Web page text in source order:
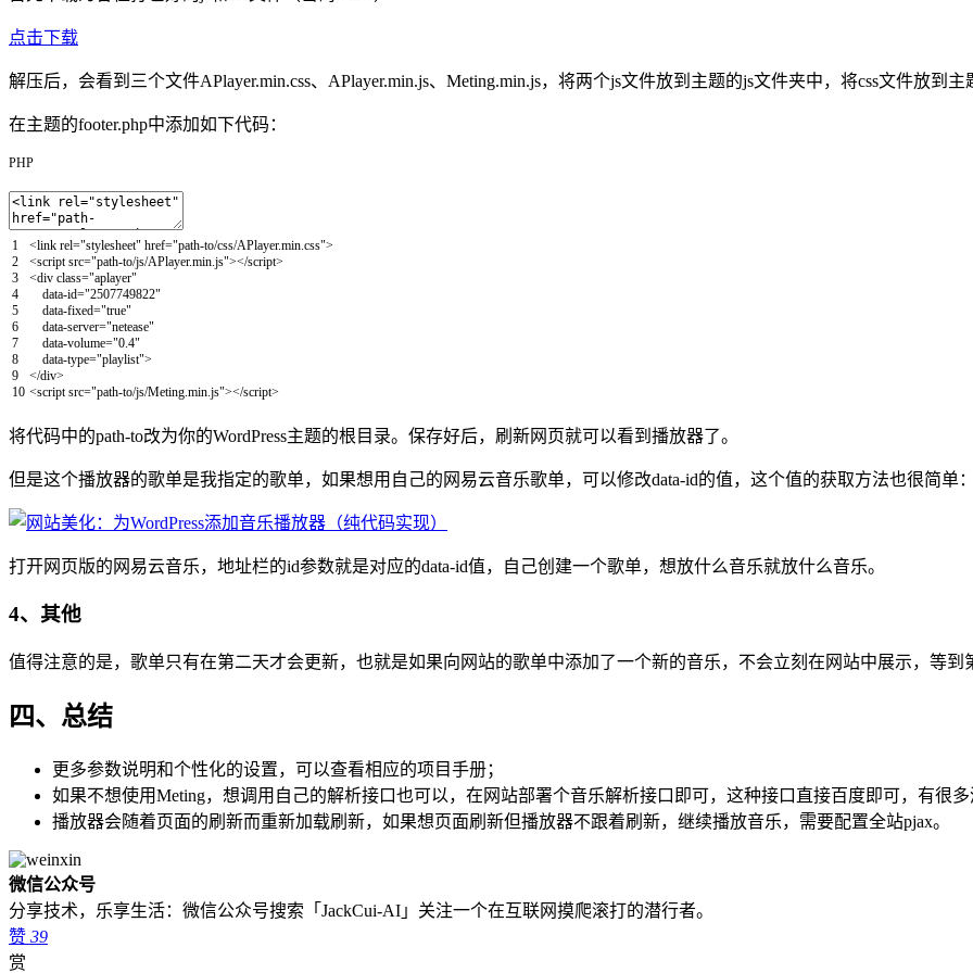
点击下载
解压后，会看到三个文件APlayer.min.css、APlayer.min.js、Meting.min.js，将两个js文件放到主题的js文件夹中，将css文件放到主
在主题的footer.php中添加如下代码：
PHP
1
2
3
4
5
6
7
8
9
10
<link rel="stylesheet" href="path-to/css/APlayer.min.css">
<script src="path-to/js/APlayer.min.js"></script>
<div class="aplayer"
data-id="2507749822"
data-fixed="true"
data-server="netease"
data-volume="0.4"
data-type="playlist">
</div>
<script src="path-to/js/Meting.min.js"></script>
将代码中的path-to改为你的WordPress主题的根目录。保存好后，刷新网页就可以看到播放器了。
但是这个播放器的歌单是我指定的歌单，如果想用自己的网易云音乐歌单，可以修改data-id的值，这个值的获取方法也很简单：
打开网页版的网易云音乐，地址栏的id参数就是对应的data-id值，自己创建一个歌单，想放什么音乐就放什么音乐。
4、其他
值得注意的是，歌单只有在第二天才会更新，也就是如果向网站的歌单中添加了一个新的音乐，不会立刻在网站中展示，等到
四、总结
更多参数说明和个性化的设置，可以查看相应的项目手册；
如果不想使用Meting，想调用自己的解析接口也可以，在网站部署个音乐解析接口即可，这种接口直接百度即可，有很多
播放器会随着页面的刷新而重新加载刷新，如果想页面刷新但播放器不跟着刷新，继续播放音乐，需要配置全站pjax。
微信公众号
分享技术，乐享生活：微信公众号搜索「JackCui-AI」关注一个在互联网摸爬滚打的潜行者。
赞 39
赏